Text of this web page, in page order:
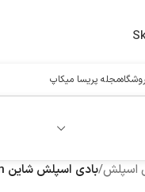
مجله پریسا میکاپ
اسپلش/بادی اسپلش شاین Yamanfen مدل یارا